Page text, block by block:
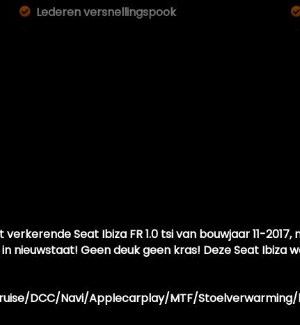
Lederen versnellingspook
Stuurbekrachtiging snelheidsafhankelijk
Voorstoelen verwarmd
Seat Ibiza FR 1.0 tsi van bouwjaar 11-
nieuwstaat! Geen deuk geen kras! Deze Seat Ibiza
DCC/Navi/Applecarplay/MTF/